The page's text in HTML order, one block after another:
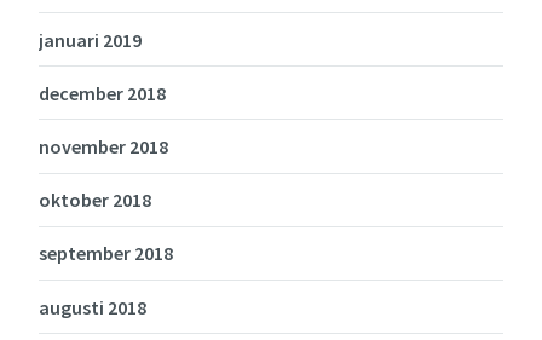
januari 2019
december 2018
november 2018
oktober 2018
september 2018
augusti 2018